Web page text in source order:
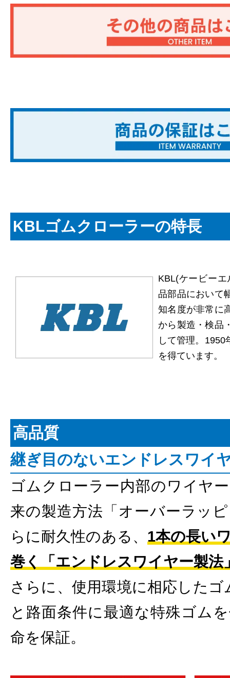
KBLゴムクローラーの特長
KBL(ケービー
品部品において
知名度が非常に
から製造・検品
して管理。1950
を得ています。
高品質
継ぎ目のないエンドレスワイ
ゴムクローラー内部のワイヤ
来の製造方法「オーバーラッ
らに耐久性のある、 1本の長い
巻く「エンドレスワイヤー製法
さらに、使用環境に相応した
と路面条件に最適な特殊ゴム
命を保証。